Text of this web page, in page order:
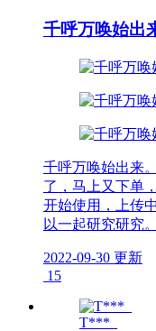
千呼万唤始出
千呼万唤始出来
了，马上又下单
开始使用，上传
以一起研究研究。
2022-09-30 更新
15
T***_